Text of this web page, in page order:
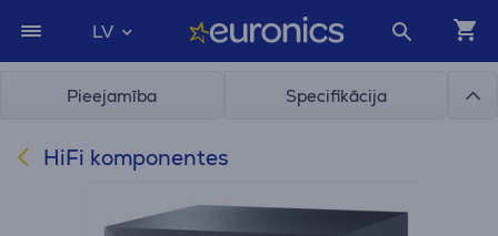
LV
Pieejamība Specifikācija
HiFi komponentes